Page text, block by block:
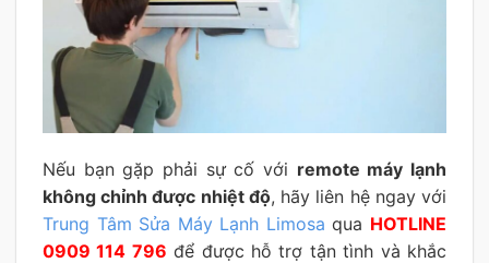
Nếu bạn gặp phải sự cố với remote máy lạnh
không chỉnh được nhiệt độ, hãy liên hệ ngay với
Trung Tâm Sửa Máy Lạnh Limosa qua HOTLINE
0909 114 796 để được hỗ trợ tận tình và khắc